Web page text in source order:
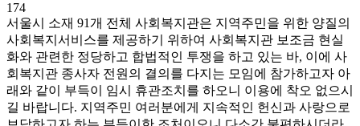
174
서울시 소재 91개 전체 사회복지관은 지역주민을 위한 양질의
사회복지서비스를 제공하기 위하여 사회복지관 보조금 현실
화와 관련한 정당하고 합법적인 투쟁을 하고 있는 바, 이에 사
회복지관 종사자 전원의 결의를 다지는 모임에 참가하고자 아
래와 같이 부득이 임시 휴관조치를 하오니 이용에 착오 없으시
길 바랍니다. 지역주민 여러분에게 지속적인 헌신과 사랑으로